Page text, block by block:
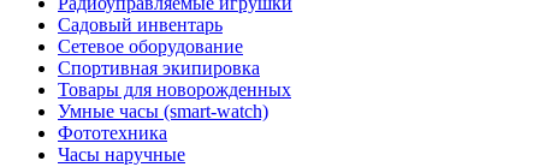
Садовый инвентарь
Сетевое оборудование
Спортивная экипировка
Товары для новорожденных
Умные часы (smart-watch)
Фототехника
Часы наручные